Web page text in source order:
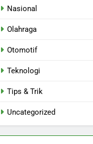
Nasional
Olahraga
Otomotif
Teknologi
Tips & Trik
Uncategorized